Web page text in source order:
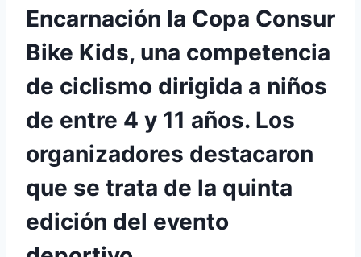
Encarnación la Copa Consur
Bike Kids, una competencia
de ciclismo dirigida a niños
de entre 4 y 11 años. Los
organizadores destacaron
que se trata de la quinta
edición del evento